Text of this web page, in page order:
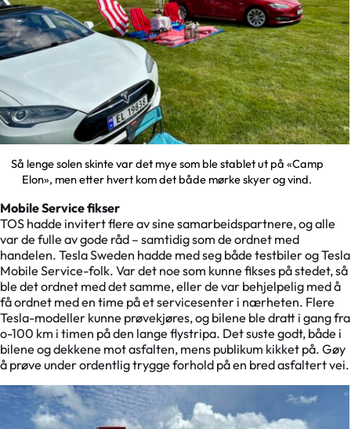
Så lenge solen skinte var det mye som ble stablet ut på «Camp
Elon», men etter hvert kom det både mørke skyer og vind.
Mobile Service fikser
TOS hadde invitert flere av sine samarbeidspartnere, og alle
var de fulle av gode råd – samtidig som de ordnet med
handelen. Tesla Sweden hadde med seg både testbiler og Tesla
Mobile Service-folk. Var det noe som kunne fikses på stedet, så
ble det ordnet med det samme, eller de var behjelpelig med å
få ordnet med en time på et servicesenter i nærheten. Flere
Tesla-modeller kunne prøvekjøres, og bilene ble dratt i gang fra
o-100 km i timen på den lange flystripa. Det suste godt, både i
bilene og dekkene mot asfalten, mens publikum kikket på. Gøy
å prøve under ordentlig trygge forhold på en bred asfaltert vei.